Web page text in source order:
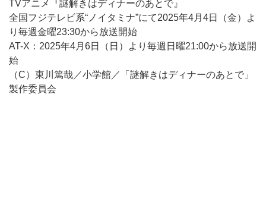
TVアニメ『謎解きはディナーのあとで』
全国フジテレビ系“ノイタミナ”にて2025年4月4日（金）よ
り毎週金曜23:30から放送開始
AT-X：2025年4月6日（日）より毎週日曜21:00から放送開
始
（C）東川篤哉／小学館／「謎解きはディナーのあとで」
製作委員会